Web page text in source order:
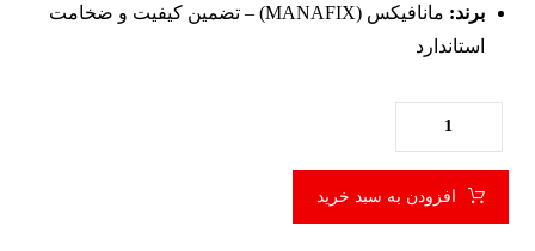
برند:
مانافیکس (MANAFIX) – تضمین کیفیت و ضخامت
استاندارد
افزودن به سبد خرید